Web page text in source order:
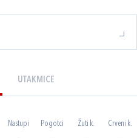
UTAKMICE
Nastupi Pogotci Žuti k. Crveni k.